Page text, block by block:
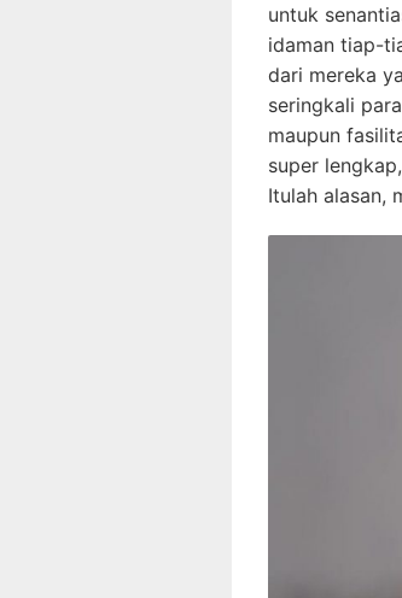
untuk
idaman tiap-
dari mereka
seringkali
maupun
super
Itulah alasan,